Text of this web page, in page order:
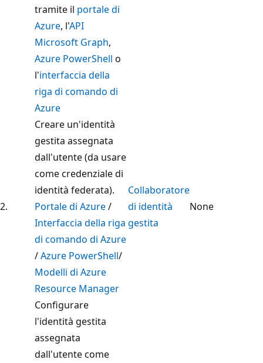
tramite il portale di
Azure, l'API
Microsoft Graph,
Azure PowerShell o
l'interfaccia della
riga di comando di
Azure
2.
Creare un'identità
gestita assegnata
dall'utente (da usare
come credenziale di
identità federata).
Portale di Azure/
Interfaccia della riga
di comando di Azure
/Azure PowerShell/
Modelli di Azure
Resource Manager
Collaboratore
di identità
gestita
None
Configurare
l'identità gestita
assegnata
dall'utente come